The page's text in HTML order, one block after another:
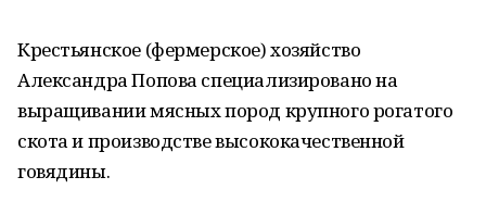
Крестьянское (фермерское) хозяйство
Александра Попова специализировано на
выращивании мясных пород крупного рогатого
скота и производстве высококачественной
говядины.